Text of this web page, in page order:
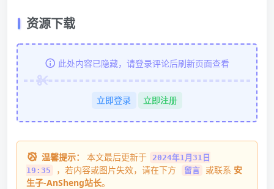
资源下载
此处内容已隐藏，请登录评论后刷新页面查看
立即登录 立即注册
温馨提示： 本文最后更新于
2024年1月31日
19:35
，若内容或图片失效，请在下方 留言 或联系 安
生子-AnSheng站长。